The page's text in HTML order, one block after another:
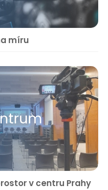
míru
v centru Prahy